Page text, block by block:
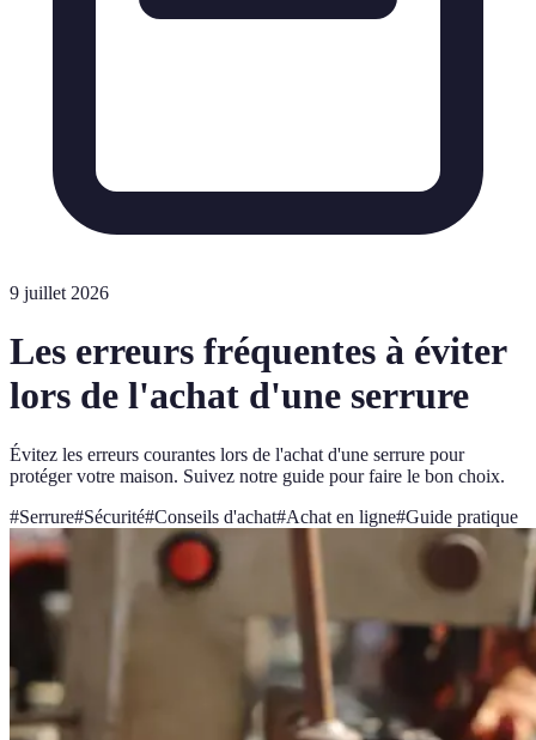
9 juillet 2026
Les erreurs fréquentes à éviter
lors de l'achat d'une serrure
Évitez les erreurs courantes lors de l'achat d'une serrure pour
protéger votre maison. Suivez notre guide pour faire le bon choix.
#Serrure#Sécurité#Conseils d'achat#Achat en ligne#Guide pratique